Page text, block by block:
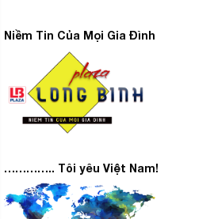
Niềm Tin Của Mọi Gia Đình
………….. Tôi yêu Việt Nam!